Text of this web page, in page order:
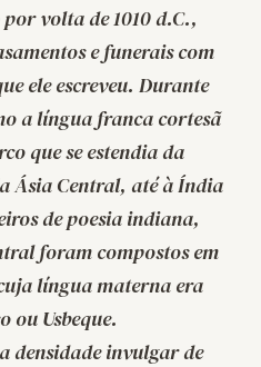
volta de 1010 d.C.,
e funerais com
ele escreveu. Durante
a língua franca cortesã
que se estendia da
Ásia Central, até à Índia
de poesia indiana,
foram compostos em
língua materna era
ou Usbeque.
densidade invulgar de